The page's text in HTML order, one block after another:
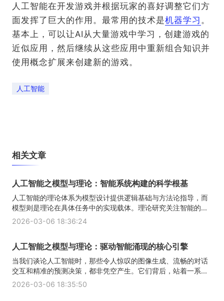
人工智能在开发游戏并根据玩家的喜好调整它们方
面发挥了巨大的作用。最常用的技术是机器学习 。
基本上，可以让AI从大量游戏中学习，创建游戏的
近似应用，然后继续从这些应用中重新组合知识并
使用概念扩展来创建新的游戏。
人工智能
相关文章
人工智能之模型与理论：智能系统构建的科学根基
人工智能的理论体系为模型设计提供逻辑基础与方法论指导，而
模型则是理论在具体任务中的实现载体。理论研究关注智能的...
2026-03-06 18:36:24
人工智能之模型与理论：驱动智能涌现的核心引擎
当我们谈论人工智能时，那些令人惊叹的图像生成、流畅的对话
交互和精准的预测决策，都非凭空产生。它们背后，站着一系...
2026-03-06 18:35:50